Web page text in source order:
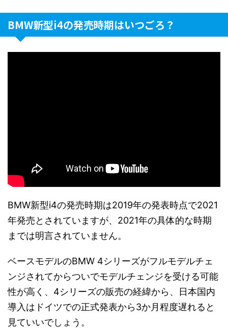
BMW新型i4の発売時期はいつごろ？
BMW新型i4の発売時期は2019年の発表時点で2021
年発売とされていますが、2021年の具体的な時期
までは明言されていません。
ベースモデルのBMW 4シリーズがフルモデルチェ
ンジされてからついでモデルチェンジを受ける可能
性が高く、4シリーズの販売の経緯から、日本国内
導入はドイツでの正式発表から3か月程度遅れると
見ていいでしょう。